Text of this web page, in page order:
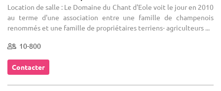
Location de salle : Le Domaine du Chant d'Eole voit le jour en 2010
au terme d'une association entre une famille de champenois
renommés et une famille de propriétaires terriens- agriculteurs ...
10-800
Contacter